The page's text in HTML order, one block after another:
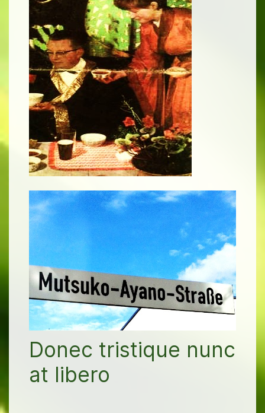
Donec tristique nunc
at libero